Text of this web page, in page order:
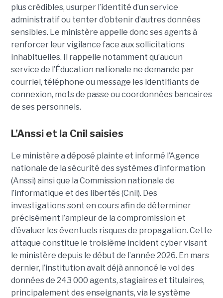
plus crédibles, usurper l’identité d’un service
administratif ou tenter d’obtenir d’autres données
sensibles. Le ministère appelle donc ses agents à
renforcer leur vigilance face aux sollicitations
inhabituelles. Il rappelle notamment qu’aucun
service de l’Éducation nationale ne demande par
courriel, téléphone ou message les identifiants de
connexion, mots de passe ou coordonnées bancaires
de ses personnels.
L’Anssi et la Cnil saisies
Le ministère a déposé plainte et informé l’Agence
nationale de la sécurité des systèmes d’information
(Anssi) ainsi que la Commission nationale de
l’informatique et des libertés (Cnil). Des
investigations sont en cours afin de déterminer
précisément l’ampleur de la compromission et
d’évaluer les éventuels risques de propagation. Cette
attaque constitue le troisième incident cyber visant
le ministère depuis le début de l’année 2026. En mars
dernier, l’institution avait déjà annoncé le vol des
données de 243 000 agents, stagiaires et titulaires,
principalement des enseignants, via le système